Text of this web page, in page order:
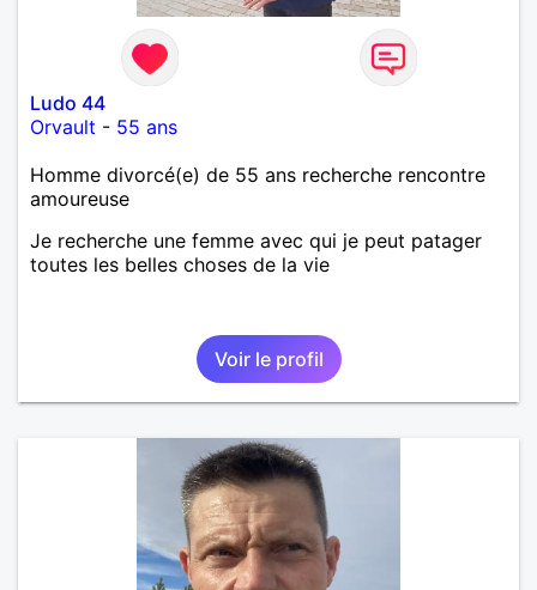
Ludo 44
Orvault - 55 ans
Homme divorcé(e) de 55 ans recherche rencontre
amoureuse
Je recherche une femme avec qui je peut patager
toutes les belles choses de la vie
Voir le profil